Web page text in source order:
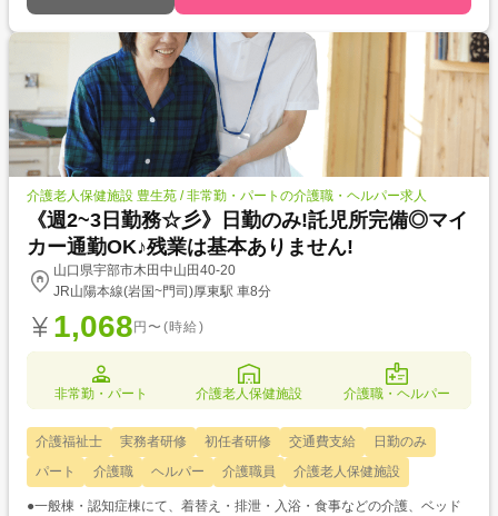
介護老人保健施設 豊生苑 / 非常勤・パートの介護職・ヘルパー求人
《週2~3日勤務☆彡》日勤のみ!託児所完備◎マイ
カー通勤OK♪残業は基本ありません!
山口県宇部市木田中山田40-20
JR山陽本線(岩国~門司)厚東駅 車8分
1,068 円〜(時給)
非常勤・パート 介護老人保健施設 介護職・ヘルパー
介護福祉士 実務者研修 初任者研修 交通費支給
日勤のみ
パート
介護職 ヘルパー 介護職員 介護老人保健施設
●一般棟・認知症棟にて、着替え・排泄・入浴・食事などの介護、ベッド